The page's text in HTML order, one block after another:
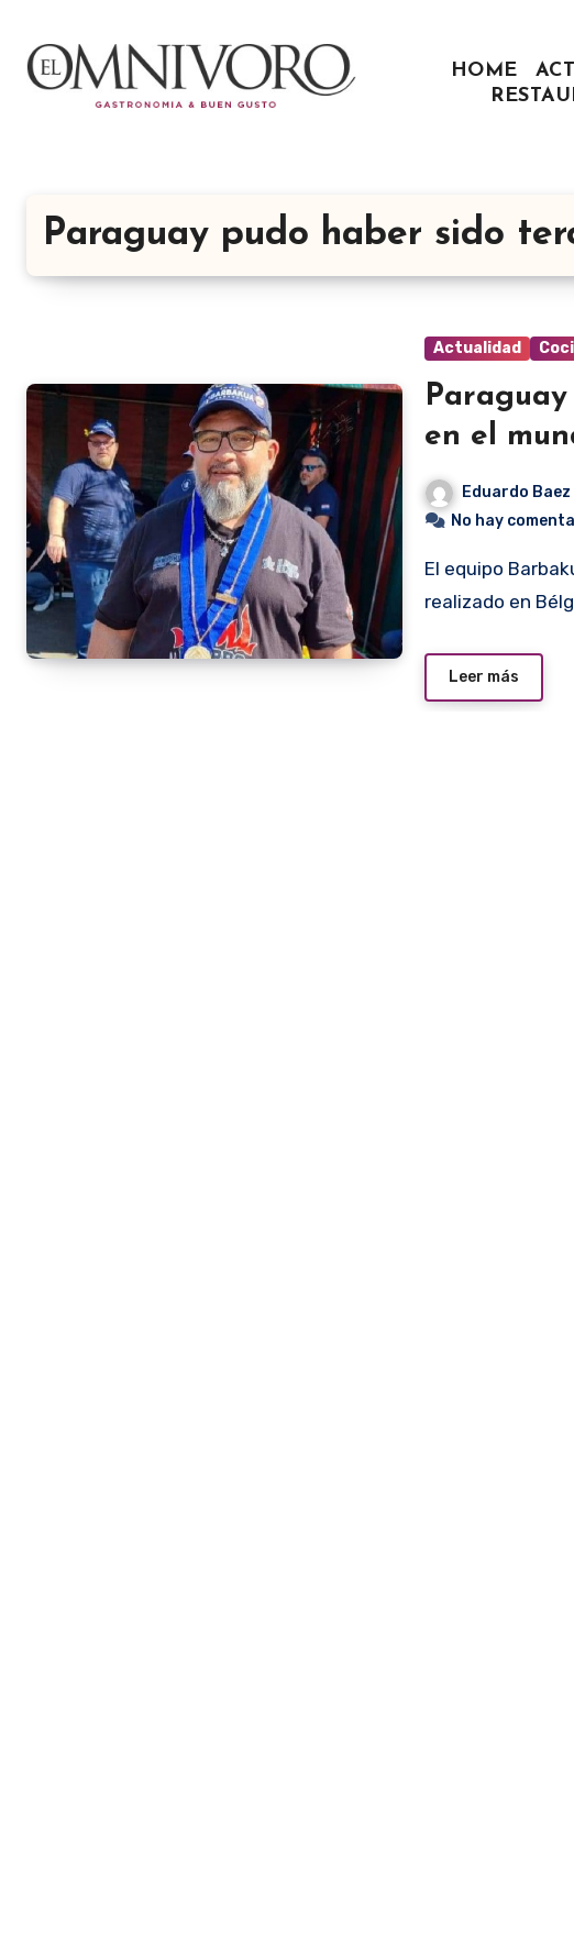
contenido
HOME
Paraguay pudo haber sido
Actualidad
en el
Eduardo
No hay
El equipo Barbakua se ubicó 11 en el mundial del asado
realizado en
Leer más